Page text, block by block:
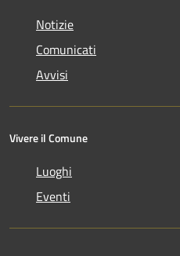
Notizie
Comunicati
Avvisi
Vivere il Comune
Luoghi
Eventi